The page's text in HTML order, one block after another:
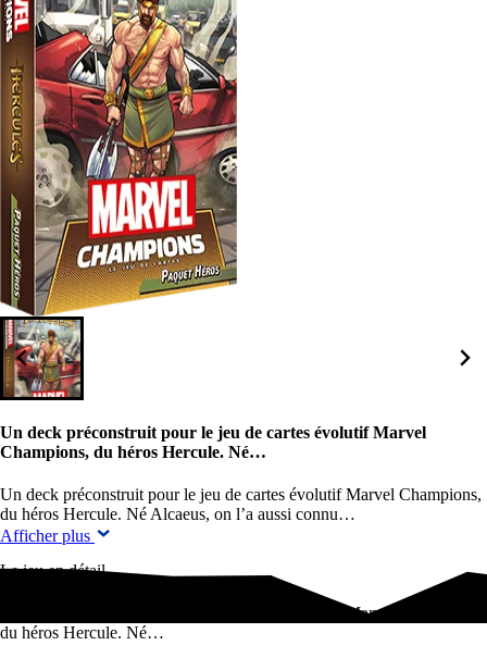
Un deck préconstruit pour le jeu de cartes évolutif Marvel
Champions, du héros Hercule. Né…
Un deck préconstruit pour le jeu de cartes évolutif Marvel Champions,
du héros Hercule. Né Alcaeus, on l’a aussi connu…
Afficher plus
Le jeu en détail
Un deck préconstruit pour le jeu de cartes évolutif Marvel Champions,
du héros Hercule. Né…